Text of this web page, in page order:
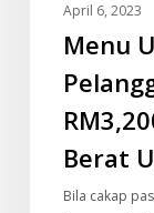
Terkedu
Udang
April 6, 2023
Menu
Berat
Bila cakap